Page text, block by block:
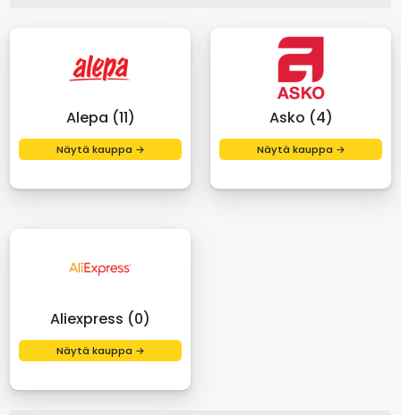
Alepa (11)
Näytä kauppa →
Asko (4)
Näytä kauppa →
Aliexpress (0)
Näytä kauppa →